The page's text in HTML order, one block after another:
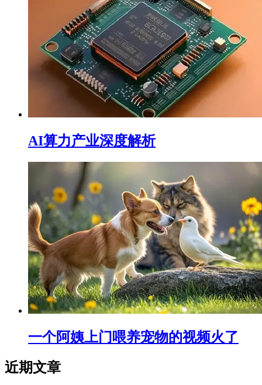
AI算力产业深度解析
一个阿姨上门喂养宠物的视频火了
近期文章